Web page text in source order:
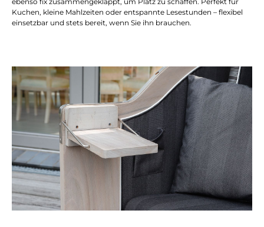
Kuchen, kleine Mahlzeiten oder entspannte Lesestunden – flexibel
einsetzbar und stets bereit, wenn Sie ihn brauchen.